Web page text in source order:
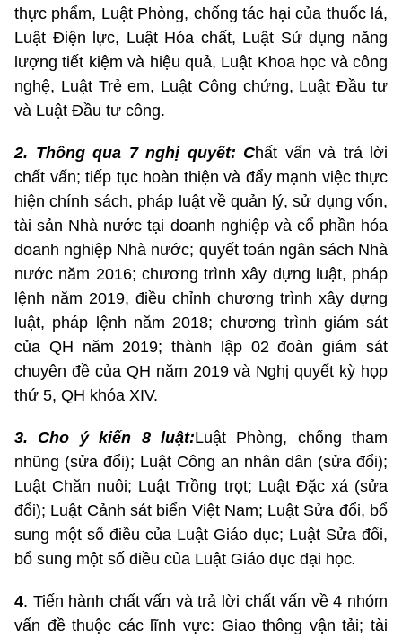
thực phẩm, Luật Phòng, chống tác hại của thuốc lá,
Luật Điện lực, Luật Hóa chất, Luật Sử dụng năng
lượng tiết kiệm và hiệu quả, Luật Khoa học và công
nghệ, Luật Trẻ em, Luật Công chứng, Luật Đầu tư
và Luật Đầu tư công.
2. Thông qua 7 nghị quyết: Chất vấn và trả lời
chất vấn; tiếp tục hoàn thiện và đẩy mạnh việc thực
hiện chính sách, pháp luật về quản lý, sử dụng vốn,
tài sản Nhà nước tại doanh nghiệp và cổ phần hóa
doanh nghiệp Nhà nước; quyết toán ngân sách Nhà
nước năm 2016; chương trình xây dựng luật, pháp
lệnh năm 2019, điều chỉnh chương trình xây dựng
luật, pháp lệnh năm 2018; chương trình giám sát
của QH năm 2019; thành lập 02 đoàn giám sát
chuyên đề của QH năm 2019 và Nghị quyết kỳ họp
thứ 5, QH khóa XIV.
3. Cho ý kiến 8 luật:Luật Phòng, chống tham
nhũng (sửa đổi); Luật Công an nhân dân (sửa đổi);
Luật Chăn nuôi; Luật Trồng trọt; Luật Đặc xá (sửa
đổi); Luật Cảnh sát biển Việt Nam; Luật Sửa đổi, bổ
sung một số điều của Luật Giáo dục; Luật Sửa đổi,
bổ sung một số điều của Luật Giáo dục đại học.
4. Tiến hành chất vấn và trả lời chất vấn về 4 nhóm
vấn đề thuộc các lĩnh vực: Giao thông vận tải; tài